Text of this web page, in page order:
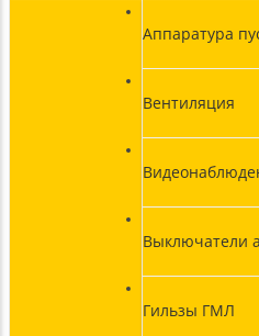
Аппаратура
Вентиляция
Выключатели
Гильзы ГМЛ